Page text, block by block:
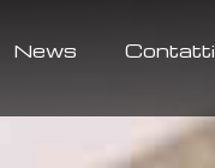
News Contatti